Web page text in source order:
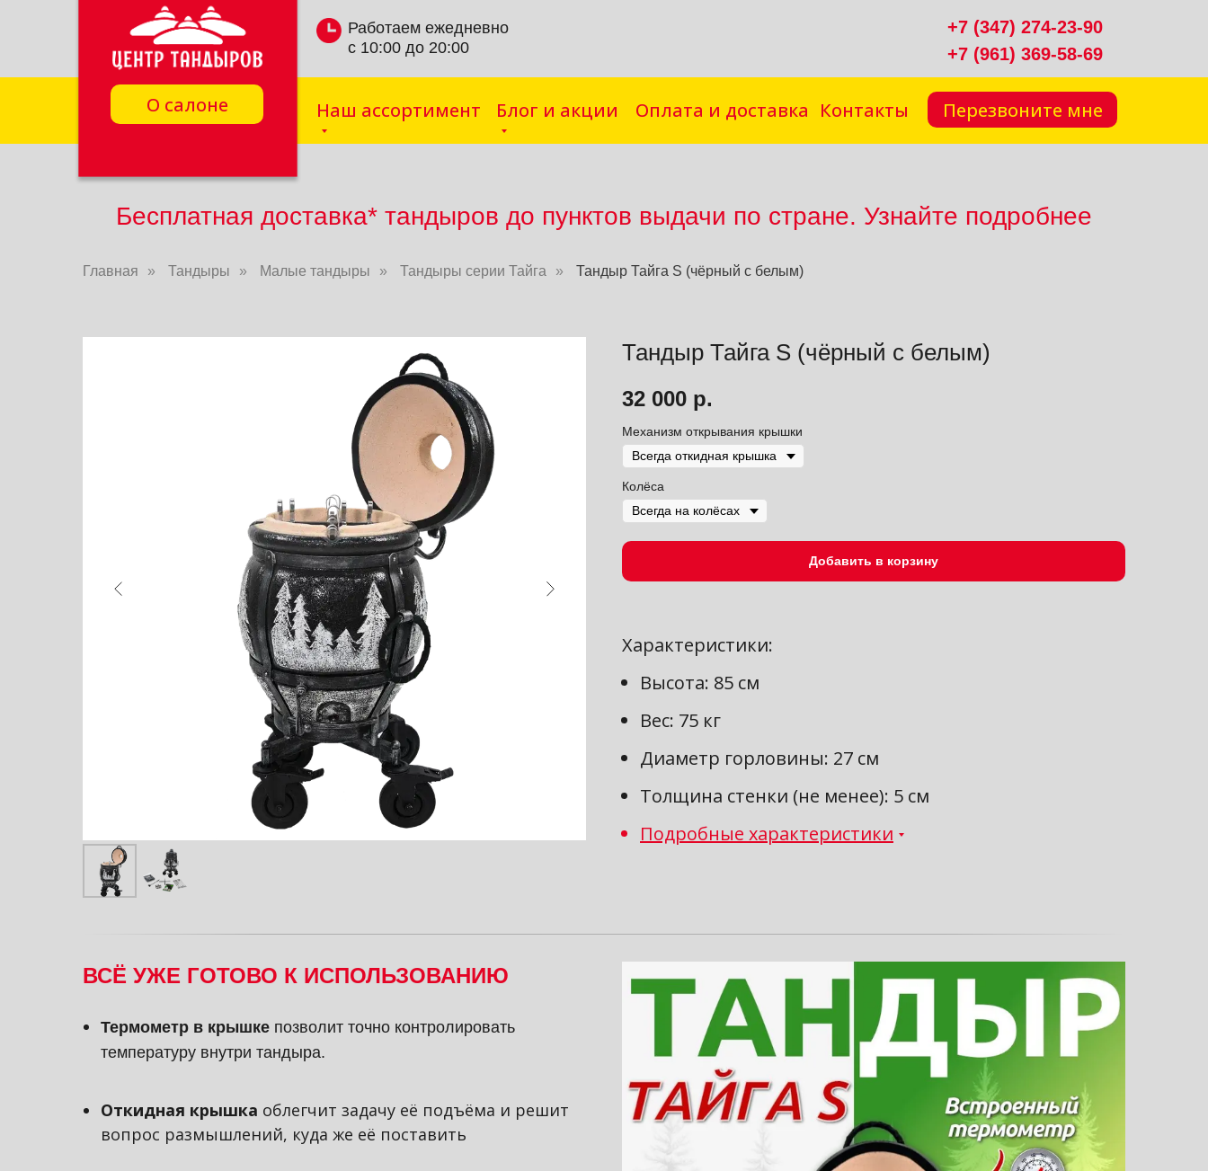
Наш ассортимент Оплата и доставка Контакты
+7 (347) 274-23-90
Работаем ежедневно
с 10:00 до 20:00
+7 (961) 369-58-69
Блог и акции
О салоне Перезвоните мне
Бесплатная доставка* тандыров до пунктов выдачи по стране. Узнайте подробнее
Главная » Тандыры » Малые тандыры » Тандыры серии Тайга » Тандыр Тайга S (чёрный с белым)
Тандыр Тайга S (чёрный с белым)
32 000 р.
Механизм открывания крышки
Колёса
Добавить в корзину
Характеристики:
Высота: 85 см
Вес: 75 кг
Диаметр горловины: 27 см
Толщина стенки (не менее): 5 см
Подробные характеристики
ВСЁ УЖЕ ГОТОВО К ИСПОЛЬЗОВАНИЮ
Термометр в крышке позволит точно контролировать
температуру внутри тандыра.
Откидная крышка облегчит задачу её подъёма и решит
вопрос размышлений, куда же её поставить